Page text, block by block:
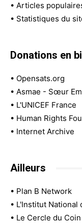
• Articles
• Statistiques du
Donations en
• Opensats.org
• Asmae - Sœur
• L'UNICEF France
• Human Rights
• Internet Archive
Ailleurs
• Plan B Network
• L'Institut National
• Le Cercle du